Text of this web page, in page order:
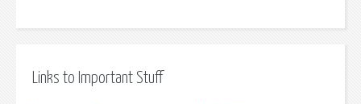
Links to Important Stuff